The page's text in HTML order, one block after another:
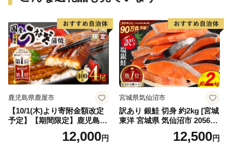
鹿児島県鹿屋市
【10/1(木)より寄附金額改定
予定】【期間限定】鹿児島県
大隅産うなぎ蒲焼4尾（400
g） KN007-02312,000円
宮城県気仙沼市
訳あり 銀鮭 切身 約2kg [宮城
東洋 宮城県 気仙沼市 205649
91] 鮭 魚介類 海鮮 訳アリ 規
格外 不揃い さけ サケ 鮭切身
12,500円